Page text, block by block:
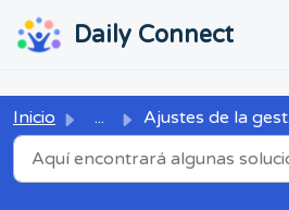
Daily Connect
Inicio ... Ajustes de la gestión de pagos